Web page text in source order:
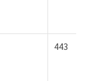
443